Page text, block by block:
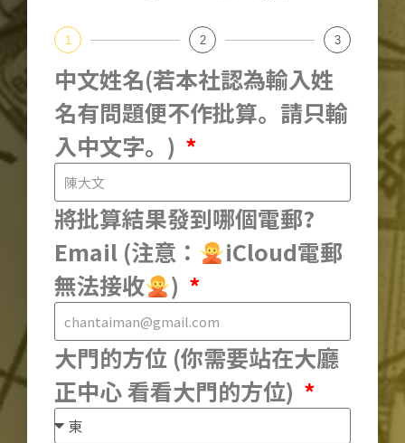
1 2 3
中文姓名(若本社認為輸入姓
名有問題便不作批算。請只輸
入中文字。)
將批算結果發到哪個電郵?
Email (注意：
iCloud電郵
無法接收
)
大門的方位 (你需要站在大廳
正中心 看看大門的方位)